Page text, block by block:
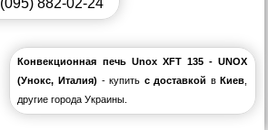
(095) 882-02-24
Конвекционная печь Unox XFТ 135 - UNOX
(Унокс, Италия) - купить с доставкой вКиев
другие города Украины.